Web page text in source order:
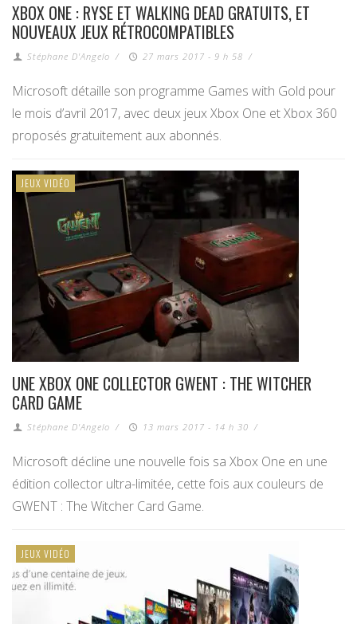
XBOX ONE : RYSE ET WALKING DEAD GRATUITS, ET
NOUVEAUX JEUX RÉTROCOMPATIBLES
Stéphane D'Angelo / 27 mars 2017 - 9 h 58 /
Microsoft détaille son programme Games with Gold pour
le mois d’avril 2017, avec deux jeux Xbox One et Xbox 360
proposés gratuitement aux abonnés.
JEUX VIDÉO
UNE XBOX ONE COLLECTOR GWENT : THE WITCHER
CARD GAME
Stéphane D'Angelo / 13 mars 2017 - 14 h 30 /
Microsoft décline une nouvelle fois sa Xbox One en une
édition collector ultra-limitée, cette fois aux couleurs de
GWENT : The Witcher Card Game.
JEUX VIDÉO